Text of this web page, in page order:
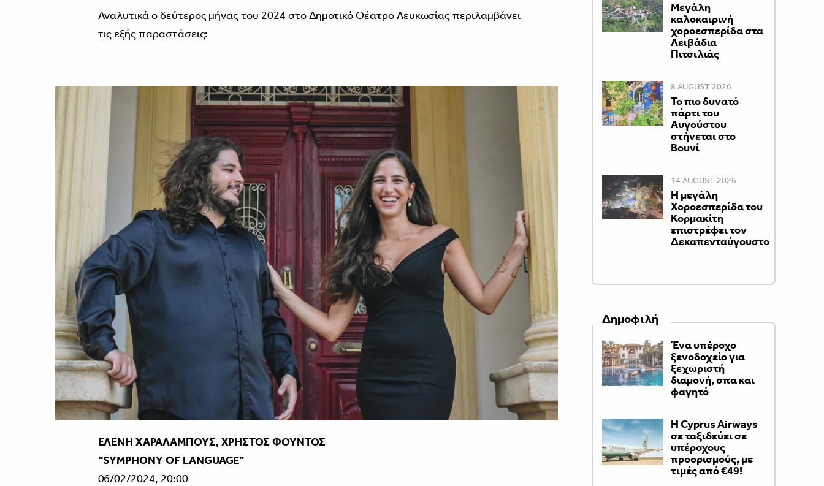
Αναλυτικά ο δεύτερος μήνας του 2024 στο Δημοτικό Θέατρο Λευκωσίας περιλαμβάνει
τις εξής παραστάσεις:
ΕΛΕΝΗ ΧΑΡΑΛΑΜΠΟΥΣ, ΧΡΗΣΤΟΣ ΦΟΥΝΤΟΣ
“SYMPHONY OF LANGUAGE”
06/02/2024, 20:00
Μεγάλη
καλοκαιρινή
χοροεσπερίδα στα
Λειβάδια
Πιτσιλιάς
8 AUGUST 2026
Το πιο δυνατό
πάρτι του
Αυγούστου
στήνεται στο
Βουνί
14 AUGUST 2026
Η μεγάλη
Χοροεσπερίδα του
Κορμακίτη
επιστρέφει τον
Δεκαπενταύγουστο
Δημοφιλή
Ένα υπέροχο
ξενοδοχείο για
ξεχωριστή
διαμονή, σπα και
φαγητό
H Cyprus Airways
σε ταξιδεύει σε
υπέροχους
προορισμούς, με
τιμές από €49!